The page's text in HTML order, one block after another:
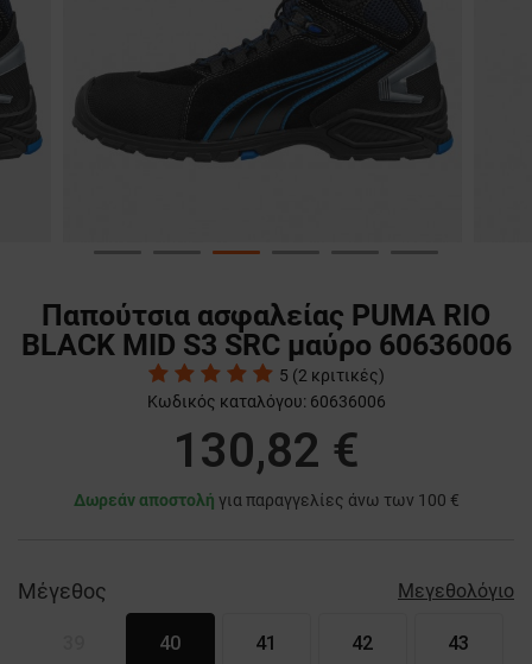
Παπούτσια ασφαλείας PUMA RIO
BLACK MID S3 SRC μαύρο 60636006
5 (2 κριτικές)
Κωδικός καταλόγου: 60636006
130,82 €
Δωρεάν αποστολή για παραγγελίες άνω των 100 €
Μέγεθος Μεγεθολόγιο
40 41 42 43